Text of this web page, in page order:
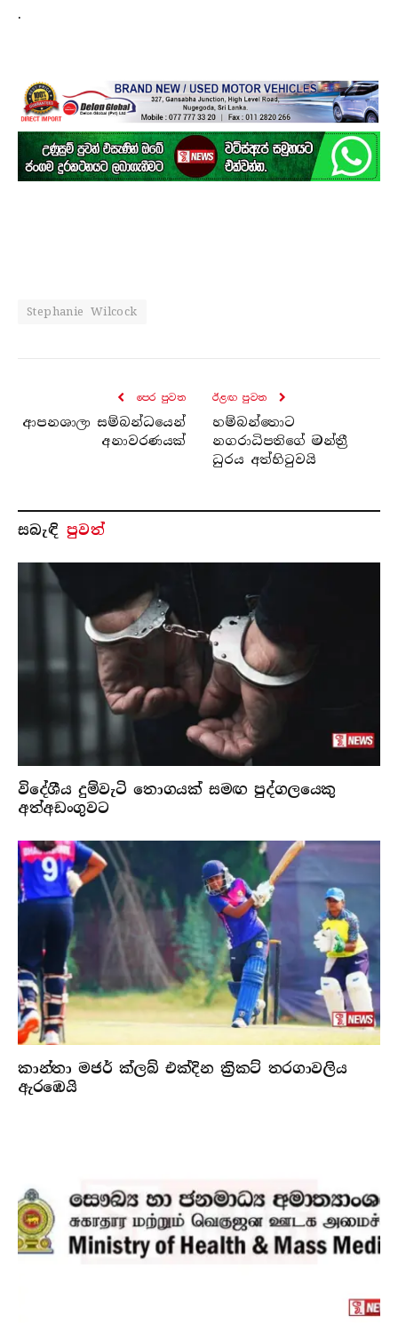
.
Stephanie Wilcock
පෙර පුව​ත
ආපනශාලා සම්බන්ධයෙන්
අනාවරණයක්
ඊළඟ පුව​ත
හම්බන්තොට
නගරාධිපතිගේ මන්ත්‍රී
ධුරය අත්හිටුවයි
සබැ​ඳි පුවත්
විදේශීය දුම්වැටි තොගයක් සමඟ පුද්ගලයෙකු
අත්අඩංගුවට
කාන්තා මජර් ක්ලබ් එක්දින ක්‍රිකට් තරගාවලිය
ඇරඹෙයි